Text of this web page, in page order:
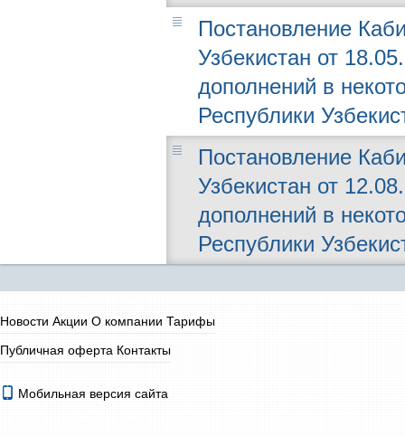
Постановление
Узбекистан от
дополнений в
Республики
Постановление
Узбекистан от
дополнений в
Республики
Новости Акции О компании Тарифы
Публичная оферта Контакты
Мобильная версия сайта